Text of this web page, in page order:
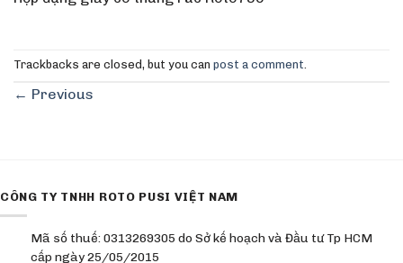
Trackbacks are closed, but you can post a comment.
← Previous
CÔNG TY TNHH ROTO PUSI VIỆT NAM
Mã số thuế: 0313269305 do Sở kế hoạch và Đầu tư Tp HCM
cấp ngày 25/05/2015